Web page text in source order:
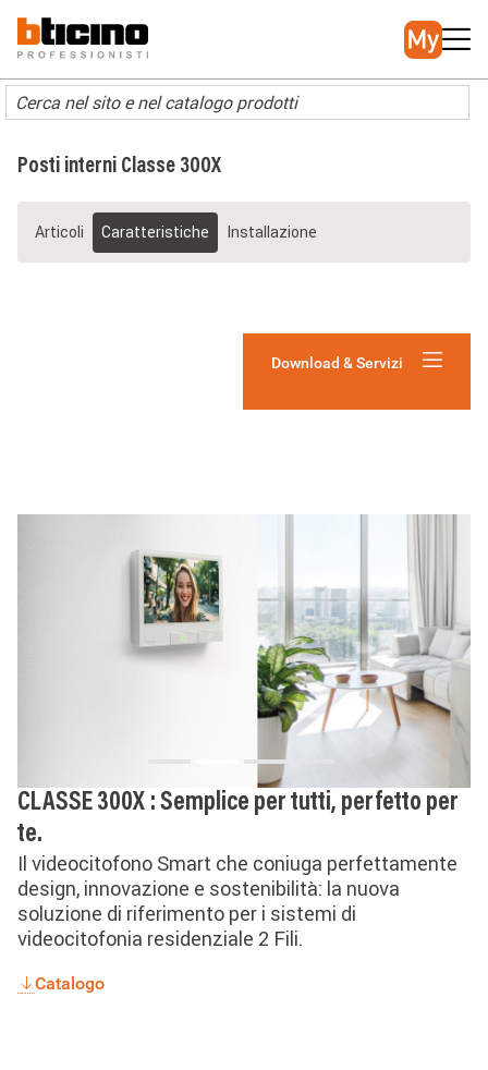
contenuto
principale
Main
navigation
Posti interni Classe 300X
Articoli Caratteristiche Installazione
Download & Servizi
CLASSE 300X : Semplice per tutti, perfetto per
te.
Il videocitofono Smart che coniuga perfettamente
design, innovazione e sostenibilità: la nuova
soluzione di riferimento per i sistemi di
videocitofonia residenziale 2 Fili.
Catalogo